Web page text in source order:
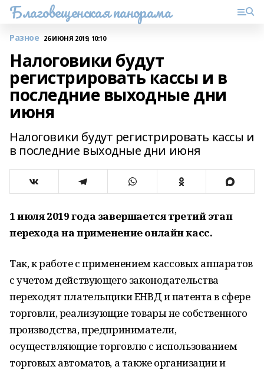
Благовещенская панорама
Разное 26 ИЮНЯ 2019, 10:10
Налоговики будут
регистрировать кассы и в
последние выходные дни
июня
Налоговики будут регистрировать кассы и
в последние выходные дни июня
1 июля 2019 года завершается третий этап
перехода на применение онлайн касс.
Так, к работе с применением кассовых аппаратов
с учетом действующего законодательства
переходят плательщики ЕНВД и патента в сфере
торговли, реализующие товары не собственного
производства, предприниматели,
осуществляющие торговлю с использованием
торговых автоматов, а также организации и